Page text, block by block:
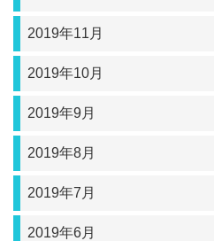
2019年11月
2019年10月
2019年9月
2019年8月
2019年7月
2019年6月